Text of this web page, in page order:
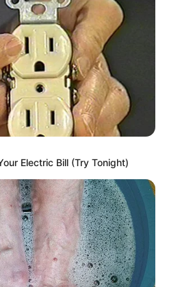
าล พิจักขณา
มีชื่อว่า น้ำตาล พิจักขณา
สวยในวงการบันเทิง ความ
ความหมายของชื่อ พิจักขณา
ะห์เป็นชื่อที่ความหมายเป็น
เจ้าของทำอะไรอย่างรอบคอบ
โชติกา
เนย โชติกา ที่มีผลงานละคร
Electric Bill (Try Tonight)